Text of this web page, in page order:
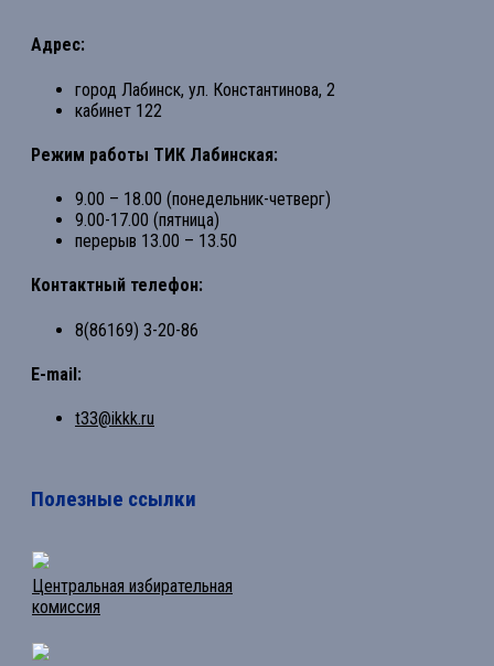
Адрес:
город Лабинск, ул. Константинова, 2
кабинет 122
Режим работы ТИК Лабинская:
9.00 – 18.00 (понедельник-четверг)
9.00-17.00 (пятница)
перерыв 13.00 – 13.50
Контактный телефон:
8(86169) 3-20-86
E-mail:
t33@ikkk.ru
Полезные ссылки
Центральная избирательная
комиссия